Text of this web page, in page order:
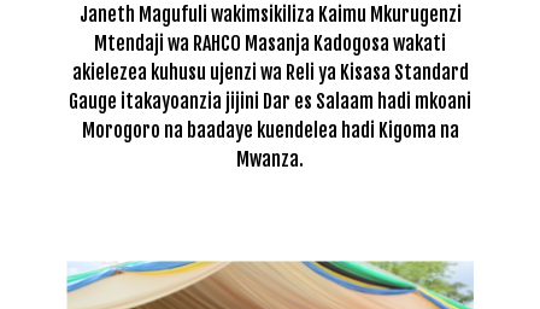
Janeth Magufuli wakimsikiliza Kaimu Mkurugenzi
Mtendaji wa RAHCO Masanja Kadogosa wakati
akielezea kuhusu ujenzi wa Reli ya Kisasa Standard
Gauge itakayoanzia jijini Dar es Salaam hadi mkoani
Morogoro na baadaye kuendelea hadi Kigoma na
Mwanza.